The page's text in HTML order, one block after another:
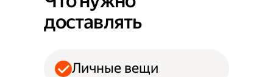
доставлять
Личные вещи